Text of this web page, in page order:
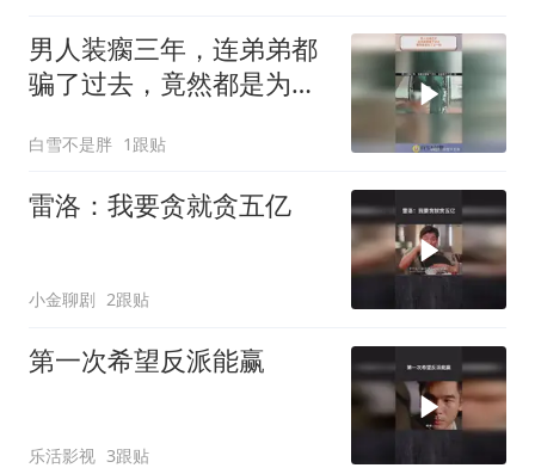
男人装瘸三年，连弟弟都
骗了过去，竟然都是为了
白雪不是胖 1跟贴
雷洛：我要贪就贪五亿
小金聊剧 2跟贴
第一次希望反派能赢
乐活影视 3跟贴